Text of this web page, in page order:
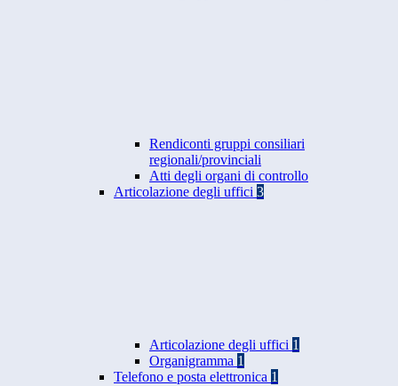
Rendiconti gruppi consiliari
regionali/provinciali
Atti degli organi di controllo
Articolazione degli uffici 3
Articolazione degli uffici 1
Organigramma 1
Telefono e posta elettronica 1